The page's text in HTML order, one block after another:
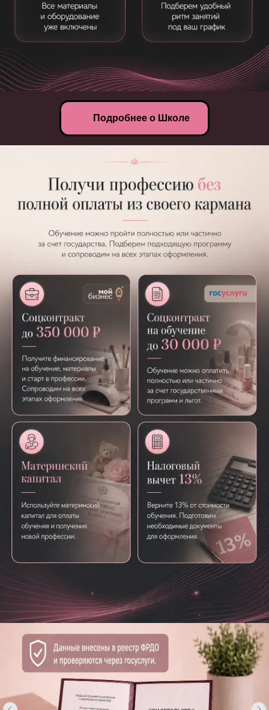
Подробнее о Школе